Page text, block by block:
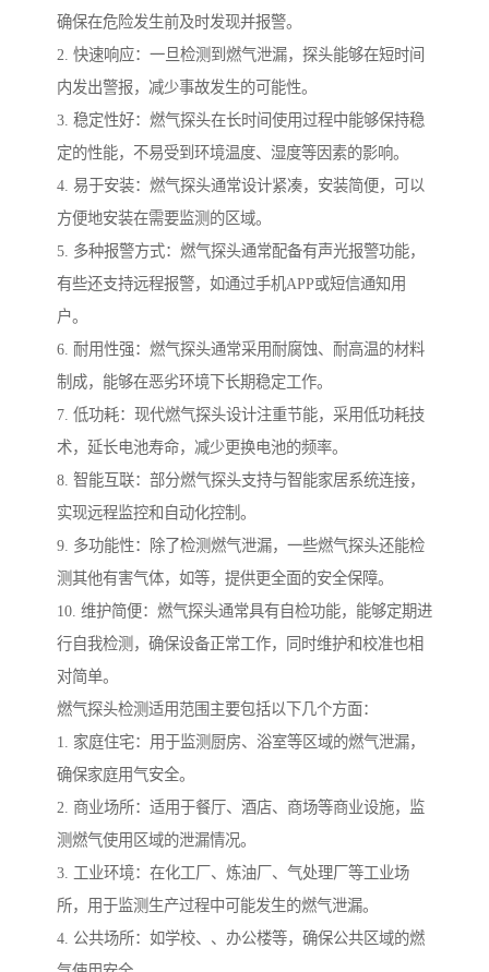
确保在危险发生前及时发现并报警。
2. 快速响应：一旦检测到燃气泄漏，探头能够在短时间
内发出警报，减少事故发生的可能性。
3. 稳定性好：燃气探头在长时间使用过程中能够保持稳
定的性能，不易受到环境温度、湿度等因素的影响。
4. 易于安装：燃气探头通常设计紧凑，安装简便，可以
方便地安装在需要监测的区域。
5. 多种报警方式：燃气探头通常配备有声光报警功能，
有些还支持远程报警，如通过手机APP或短信通知用
户。
6. 耐用性强：燃气探头通常采用耐腐蚀、耐高温的材料
制成，能够在恶劣环境下长期稳定工作。
7. 低功耗：现代燃气探头设计注重节能，采用低功耗技
术，延长电池寿命，减少更换电池的频率。
8. 智能互联：部分燃气探头支持与智能家居系统连接，
实现远程监控和自动化控制。
9. 多功能性：除了检测燃气泄漏，一些燃气探头还能检
测其他有害气体，如等，提供更全面的安全保障。
10. 维护简便：燃气探头通常具有自检功能，能够定期进
行自我检测，确保设备正常工作，同时维护和校准也相
对简单。
燃气探头检测适用范围主要包括以下几个方面：
1. 家庭住宅：用于监测厨房、浴室等区域的燃气泄漏，
确保家庭用气安全。
2. 商业场所：适用于餐厅、酒店、商场等商业设施，监
测燃气使用区域的泄漏情况。
3. 工业环境：在化工厂、炼油厂、气处理厂等工业场
所，用于监测生产过程中可能发生的燃气泄漏。
4. 公共场所：如学校、、办公楼等，确保公共区域的燃